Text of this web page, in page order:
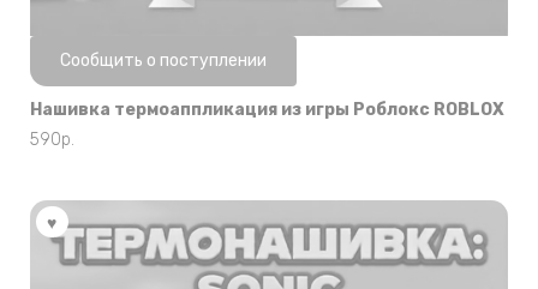
Нет в наличии
Сообщить о поступлении
Нашивка термоаппликация из игры Роблокс ROBLOX
590р.